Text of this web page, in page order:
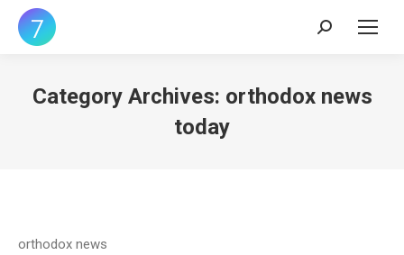
Search:
Category Archives: orthodox news
today
orthodox news